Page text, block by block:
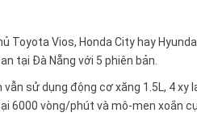
Toyota Vios, Honda Cityhay
tại Đà Nẵng với 5 phiên bản.
vẫn sử dụng động cơ xăng 1.5L, 4 xy
6000 vòng/phút và mô-men xoắn